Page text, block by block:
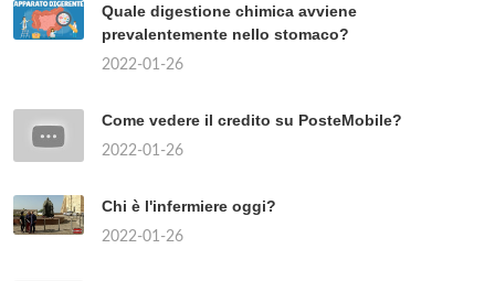
Quale digestione chimica avviene
prevalentemente nello stomaco?
2022-01-26
Come vedere il credito su PosteMobile?
2022-01-26
Chi è l'infermiere oggi?
2022-01-26